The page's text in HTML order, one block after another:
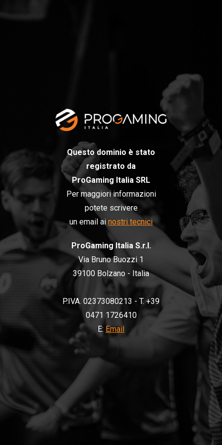
Questo dominio è stato
registrato da
ProGaming Italia SRL
Per maggiori informazioni
potete scrivere
un email ai nostri tecnici
ProGaming Italia S.r.l.
Via Bruno Buozzi 1
39100 Bolzano - Italia
P.IVA. 02373080213 - T. +39
0471 1726410
E: Email